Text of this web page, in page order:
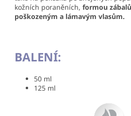
kožních poraněních, formou
poškozeným a lámavým vlasům.
BALENÍ:
50 ml
125 ml